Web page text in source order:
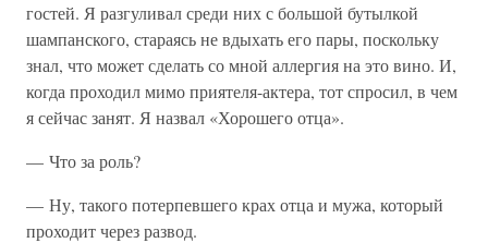
гостей. Я разгуливал среди них с большой бутылкой
шампанского, стараясь не вдыхать его пары, поскольку
знал, что может сделать со мной аллергия на это вино. И,
когда проходил мимо приятеля-актера, тот спросил, в чем
я сейчас занят. Я назвал «Хорошего отца».
— Что за роль?
— Ну, такого потерпевшего крах отца и мужа, который
проходит через развод.